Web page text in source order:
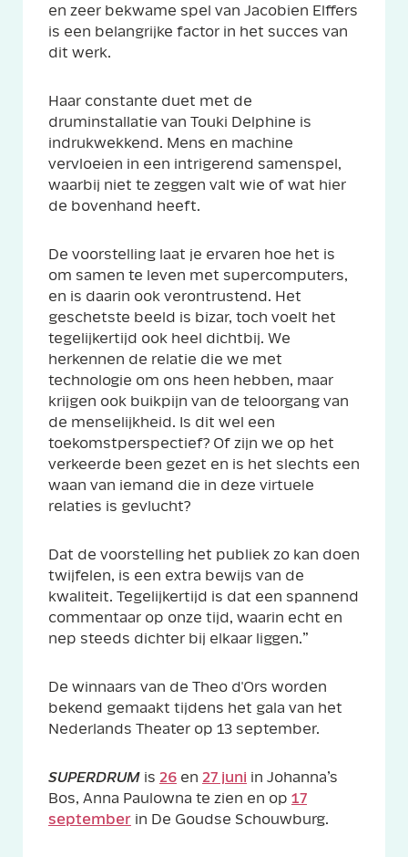
en zeer bekwame spel van Jacobien Elffers
is een belangrijke factor in het succes van
dit werk.
Haar constante duet met de
druminstallatie van Touki Delphine is
indrukwekkend. Mens en machine
vervloeien in een intrigerend samenspel,
waarbij niet te zeggen valt wie of wat hier
de bovenhand heeft.
De voorstelling laat je ervaren hoe het is
om samen te leven met supercomputers,
en is daarin ook verontrustend. Het
geschetste beeld is bizar, toch voelt het
tegelijkertijd ook heel dichtbij. We
herkennen de relatie die we met
technologie om ons heen hebben, maar
krijgen ook buikpijn van de teloorgang van
de menselijkheid. Is dit wel een
toekomstperspectief? Of zijn we op het
verkeerde been gezet en is het slechts een
waan van iemand die in deze virtuele
relaties is gevlucht?
Dat de voorstelling het publiek zo kan doen
twijfelen, is een extra bewijs van de
kwaliteit. Tegelijkertijd is dat een spannend
commentaar op onze tijd, waarin echt en
nep steeds dichter bij elkaar liggen.”
De winnaars van de Theo d'Ors worden
bekend gemaakt tijdens het gala van het
Nederlands Theater op 13 september.
SUPERDRUM is 26 en 27 juni in Johanna’s
Bos, Anna Paulowna te zien en op 17
september in De Goudse Schouwburg.